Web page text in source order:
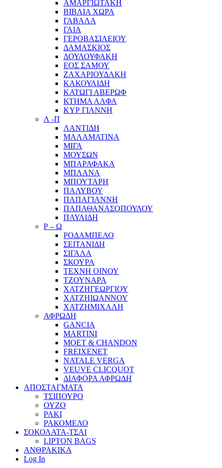
ΑΜΑΡΓΙΩΤΑΚΗ
ΒΙΒΛΙΑ ΧΩΡΑ
ΓΑΒΑΛΑ
ΓΑΙΑ
ΓΕΡΟΒΑΣΙΛΕΙΟΥ
ΔΑΜΑΣΚΙΟΣ
ΔΟΥΛΟΥΦΑΚΗ
ΕΟΣ ΣΑΜΟΥ
ΖΑΧΑΡΙΟΥΔΑΚΗ
ΚΑΚΟΥΛΙΔΗ
ΚΑΤΩΓΙ ΑΒΕΡΩΦ
ΚΤΗΜΑ ΑΛΦΑ
ΚΥΡ ΓΙΑΝΝΗ
Λ -Π
ΛΑΝΤΙΔΗ
ΜΑΛΑΜΑΤΙΝΑ
ΜΙΓΑ
ΜΟΥΣΩΝ
ΜΠΑΡΑΦΑΚΑ
ΜΠΛΑΝΑ
ΜΠΟΥΤΑΡΗ
ΠΑΛΥΒΟΥ
ΠΑΠΑΓΙΑΝΝΗ
ΠΑΠΑΘΑΝΑΣΟΠΟΥΛΟΥ
ΠΑΥΛΙΔΗ
Ρ – Ω
ΡΟΔΑΜΠΕΛΟ
ΣΕΙΤΑΝΙΔΗ
ΣΙΓΑΛΑ
ΣΚΟΥΡΑ
ΤΕΧΝΗ ΟΙΝΟΥ
ΤΖΟΥΝΑΡΑ
ΧΑΤΖΗΓΕΩΡΓΙΟΥ
ΧΑΤΖΗΙΩΑΝΝΟΥ
ΧΑΤΖΗΜΙΧΑΛΗ
ΑΦΡΩΔΗ
GANCIA
MARTINI
MOET & CHANDON
FREIXENET
NATALE VERGA
VEUVE CLICQUOT
ΔΙΑΦΟΡΑ ΑΦΡΩΔΗ
ΑΠΟΣΤΑΓΜΑΤΑ
ΤΣΙΠΟΥΡΟ
ΟΥΖΟ
ΡΑΚΙ
ΡΑΚΟΜΕΛΟ
ΣΟΚΟΛΑΤΑ-ΤΣΑΙ
LIPTON BAGS
ΑΝΘΡΑΚΙΚΑ
Log In